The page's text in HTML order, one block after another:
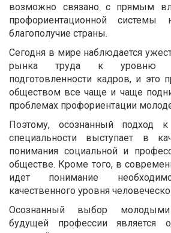
возможно связано с прямым
профориентационной системы
благополучие страны.
Сегодня в мире наблюдается
рынка труда к уровню
подготовленности кадров, и это
обществом все чаще и чаще
проблемах профориентации
Поэтому, осознанный подход
специальности выступает в
понимания социальной и
обществе. Кроме того, в
идет понимание
качественного уровня
Осознанный выбор
будущей профессии